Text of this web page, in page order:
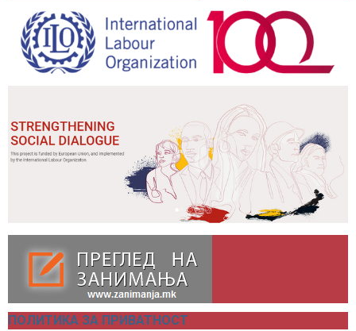
ПОЛИТИКА ЗА ПРИВАТНОСТ